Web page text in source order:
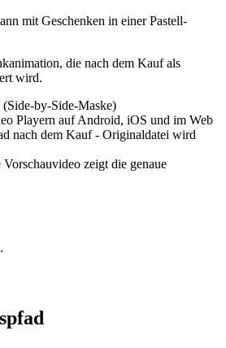
mit Geschenken in einer Pastell-
die nach dem Kauf als
wird.
by-Side-Maske)
Playern auf Android, iOS und im Web
nach dem Kauf - Originaldatei wird
Vorschauvideo zeigt die genaue